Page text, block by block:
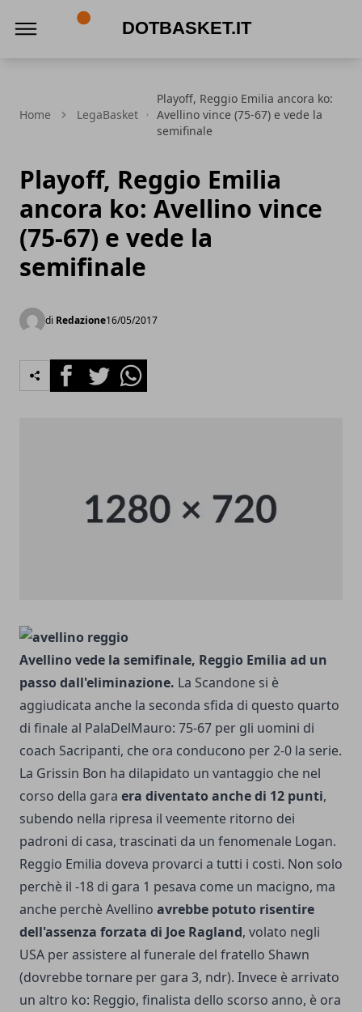
Home LegaBasket
Playoff, Reggio Emilia ancora ko:
Avellino vince (75-67) e vede la
semifinale
Playoff, Reggio Emilia
ancora ko: Avellino vince
(75-67) e vede la
semifinale
di Redazione16/05/2017
FacebookTwitterWhatsapp
Avellino vede la semifinale, Reggio Emilia ad un
passo dall'eliminazione. La Scandone si è
aggiudicata anche la seconda sfida di questo quarto
di finale al PalaDelMauro: 75-67 per gli uomini di
coach Sacripanti, che ora conducono per 2-0 la serie.
La Grissin Bon ha dilapidato un vantaggio che nel
corso della gara era diventato anche di 12 punti,
subendo nella ripresa il veemente ritorno dei
padroni di casa, trascinati da un fenomenale Logan.
Reggio Emilia doveva provarci a tutti i costi. Non solo
perchè il -18 di gara 1 pesava come un macigno, ma
anche perchè Avellino avrebbe potuto risentire
dell'assenza forzata di Joe Ragland, volato negli
USA per assistere al funerale del fratello Shawn
(dovrebbe tornare per gara 3, ndr). Invece è arrivato
un altro ko: Reggio, finalista dello scorso anno, è ora